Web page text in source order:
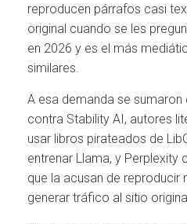
reproducen párrafos casi
original cuando se les
en 2026 y es el más
similares.
A esa demanda se
contra Stability AI, autores
usar libros pirateados de
entrenar Llama, y Perplexity
que la acusan de reproducir
generar tráfico al sitio